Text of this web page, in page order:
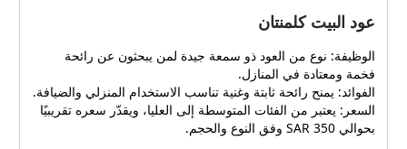
عود البيت كلمنتان
الوظيفة: نوع من العود ذو سمعة جيدة لمن يبحثون عن رائحة
فخمة ومعتادة في المنازل.
الفوائد: يمنح رائحة ثابتة وغنية تناسب الاستخدام المنزلي والضيافة.
السعر: يعتبر من الفئات المتوسطة إلى العليا، ويقدّر سعره تقريبيًا
بحوالي 350 SAR وفق النوع والحجم.